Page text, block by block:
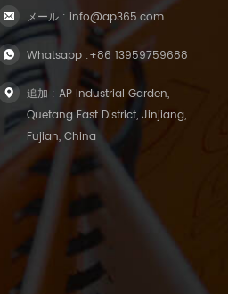
メール : info@ap365.com
Whatsapp :+86 13959759688
追加 : AP Industrial Garden,
Quetang East District, Jinjiang,
Fujian, China